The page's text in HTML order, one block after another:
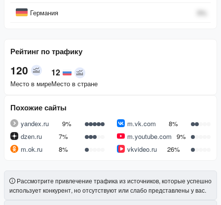
Германия 0%
Рейтинг по трафику
120
Место в мире
12
Место в стране
Похожие сайты
yandex.ru 9% m.vk.com
8%
dzen.ru
7% m.youtube.com 9%
m.ok.ru
8% vkvideo.ru 26%
Рассмотрите привлечение трафика из источников, которые успешно
использует конкурент, но отсутствуют или слабо представлены у вас.